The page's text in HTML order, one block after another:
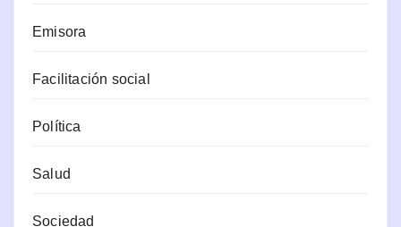
Emisora
Facilitación social
Política
Salud
Sociedad